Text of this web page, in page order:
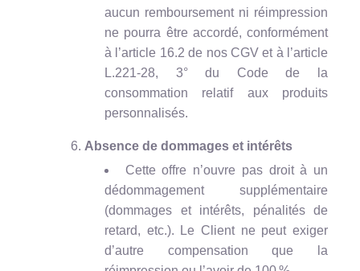
aucun remboursement ni réimpression
ne pourra être accordé, conformément
à l’article 16.2 de nos CGV et à l’article
L.221-28, 3° du Code de la
consommation relatif aux produits
personnalisés.
Absence de dommages et intérêts
Cette offre n’ouvre pas droit à un
dédommagement supplémentaire
(dommages et intérêts, pénalités de
retard, etc.). Le Client ne peut exiger
d’autre compensation que la